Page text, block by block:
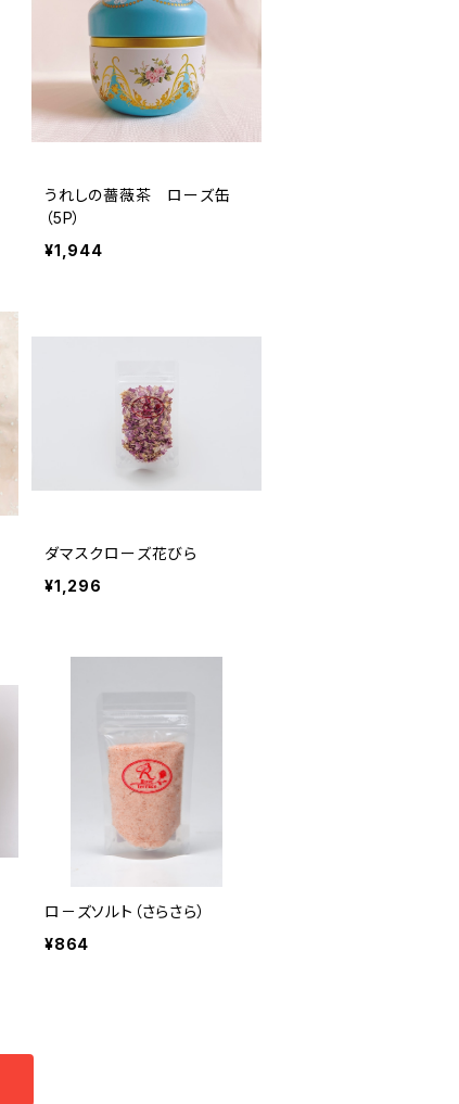
うれしの薔薇茶 ローズ缶
（5P）
¥1,944
ダマスクローズ花びら
¥1,296
ロ－ズソルト（さらさら）
¥864